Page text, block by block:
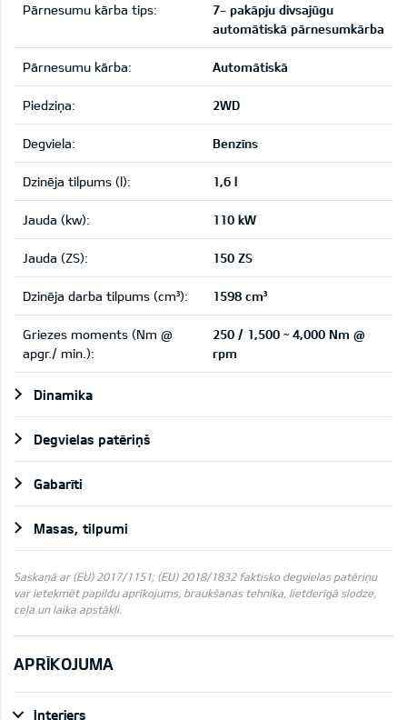
Pārnesumu kārba tips:
7- pakāpju divsajūgu
automātiskā pārnesumkārba
Pārnesumu kārba: Automātiskā
Piedziņa: 2WD
Degviela: Benzīns
Dzinēja tilpums (l): 1,6 l
Jauda (kw): 110 kW
Jauda (ZS): 150 ZS
Dzinēja darba tilpums (cm³): 1598 cm³
Griezes moments (Nm @
apgr./ min.):
250 / 1,500 ~ 4,000 Nm @
rpm
Dinamika
Degvielas patēriņš
Gabarīti
Masas, tilpumi
Saskaņā ar (EU) 2017/1151; (EU) 2018/1832 faktisko degvielas patēriņu
var ietekmēt papildu aprīkojums, braukšanas tehnika, lietderīgā slodze,
ceļa un laika apstākļi.
APRĪKOJUMA
Interjers